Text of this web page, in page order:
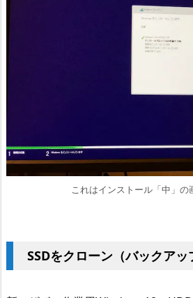
これはインストール「中」
SSDをクローン（バックアッ